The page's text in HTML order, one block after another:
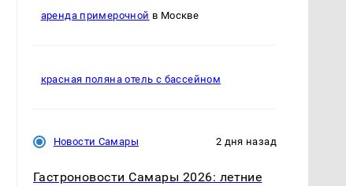
аренда примерочной в Москве
красная поляна отель с бассейном
Новости Самары 2 дня назад
Гастроновости Самары 2026: летние